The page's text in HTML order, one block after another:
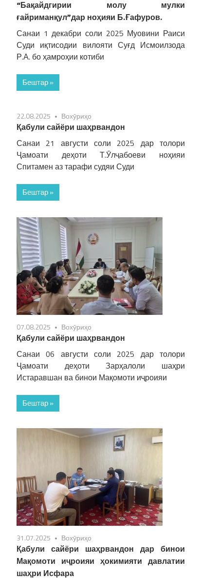
“Бақайдгирии молу мулки
ғайриманқул”дар ноҳияи Б.Ғафуров.
Санаи 1 декабри соли 2025 Муовини Раиси
Суди иқтисодии вилояти Суғд Исмоилзода
Р.А. бо ҳамроҳии котиби
Бештар »
22.08.2025 Вохӯриҳо
Қабули сайёри шаҳрвандон
Санаи 21 августи соли 2025 дар толори
Ҷамоати деҳоти Т.Ӯлҷабоеви ноҳияи
Спитамен аз тарафи судяи Суди
Бештар »
07.08.2025 Вохӯриҳо
Қабули сайёри шаҳрвандон
Санаи 06 августи соли 2025 дар толори
Ҷамоати деҳоти Зарҳалоли шаҳри
Истаравшан ва бинои Мақомоти иҷроияи
Бештар »
31.07.2025 Вохӯриҳо
Қабули сайёри шаҳрвандон дар бинои
Мақомоти иҷроияи ҳокимияти давлатии
шаҳри Исфара